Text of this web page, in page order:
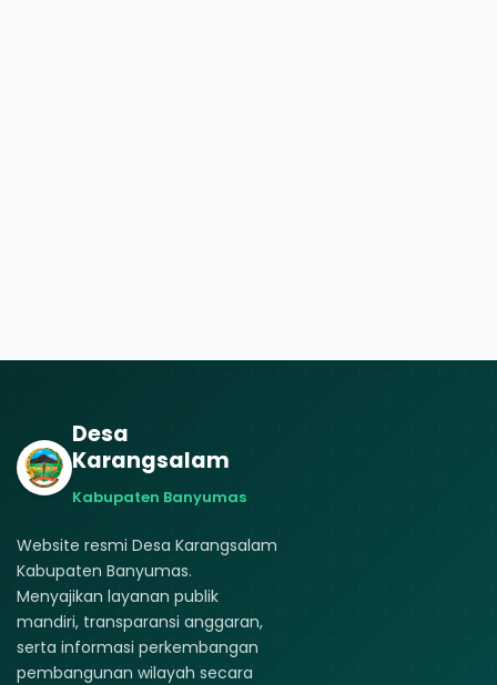
Desa
Karangsalam
Kabupaten Banyumas
Website resmi Desa Karangsalam
Kabupaten Banyumas.
Menyajikan layanan publik
mandiri, transparansi anggaran,
serta informasi perkembangan
pembangunan wilayah secara